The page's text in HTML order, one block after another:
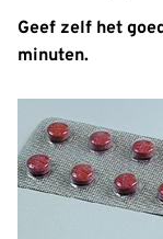
Geef zelf het
minuten.